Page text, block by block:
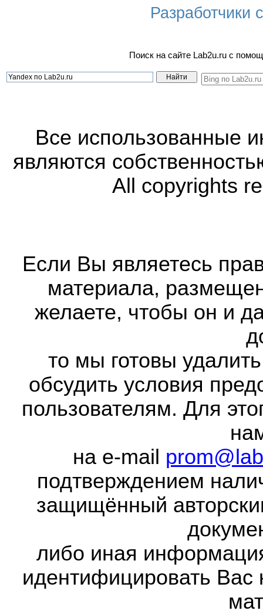
Разработчики
Поиск на сайте Lab2u.ru с
Все использованные
являются
All copyrights
Если Вы являетесь
материала,
желаете, чтобы он и
то мы готовы
обсудить условия
пользователям. Для
на e-mail
подтверждением
защищённый
либо иная
идентифицировать Вас